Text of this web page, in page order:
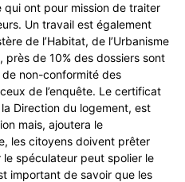
ont pour mission de traiter
Un travail est également
de l’Habitat, de l’Urbanisme
de 10% des dossiers sont
non-conformité des
de l’enquête. Le certificat
Direction du logement, est
mais, ajoutera le
les citoyens doivent prêter
spéculateur peut spolier le
important de savoir que les